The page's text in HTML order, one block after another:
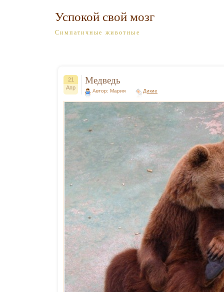
Успокой свой мозг
Симпатичные животные
21
Апр
Медведь
Автор: Мария Дикие